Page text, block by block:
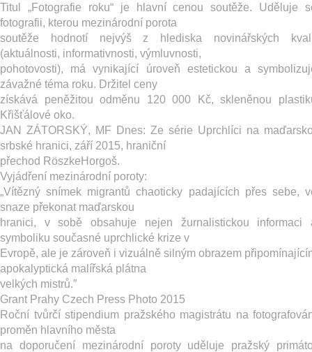
Titul „Fotografie roku“ je hlavní cenou soutěže. Uděluje
fotografii, kterou mezinárodní porota
soutěže hodnotí nejvýš z hlediska novinářských
(aktuálnosti, informativnosti, výmluvnosti,
pohotovosti), má vynikající úroveň estetickou a
závažné téma roku. Držitel ceny
získává peněžitou odměnu 120 000 Kč, skleněnou
Křišťálové oko.
JAN ZÁTORSKÝ, MF Dnes: Z​e série Uprchlíci na
srbské hranici, září 2015, hraniční
přechod Röszke­Horgoš.
Vyjádření mezinárodní poroty:
„Vítězný snímek migrantů chaoticky padajících přes sebe,
snaze překonat maďarskou
hranici, v sobě obsahuje nejen žurnalistickou informaci
symboliku současné uprchlické krize v
Evropě, ale je zároveň i vizuálně silným obrazem
apokalyptická malířská plátna
velkých mistrů.”
Grant Prahy Czech Press Photo 2015
Roční tvůrčí stipendium pražského magistrátu na
proměn hlavního města
na doporučení mezinárodní poroty uděluje pražský